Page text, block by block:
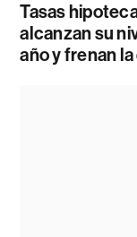
Tasas
alcanzan su
año y frenan